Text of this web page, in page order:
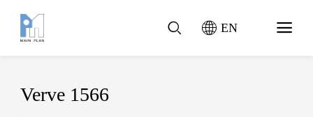
EN
Verve 1566